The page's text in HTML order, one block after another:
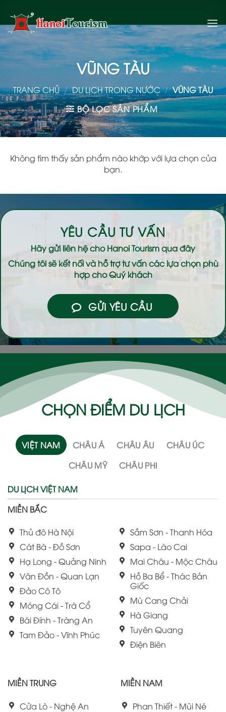
qua
nội
dung
VŨNG TÀU
TRANG CHỦ / DU LỊCH TRONG NƯỚC / VŨNG TÀU
BỘ LỌC SẢN PHẨM
Không tìm thấy sản phẩm nào khớp với lựa chọn của
bạn.
YÊU CẦU TƯ VẤN
Hãy gửi liên hệ choHanoi Tourismqua đây
Chúng tôi sẽ kết nối và hỗ trợ tư vấn các lựa chọn phù
hợp cho Quý khách
GỬI YÊU CẦU
CHỌN ĐIỂM DU LỊCH
VIỆT NAM CHÂU Á CHÂU ÂU
CHÂU ÚC
CHÂU MỸ
CHÂU PHI
DU LỊCH VIỆT NAM
MIỀN BẮC
Thủ đô Hà Nội
Cát Bà - Đồ Sơn
Hạ Long - Quảng Ninh
Vân Đồn - Quan Lạn
Đảo Cô Tô
Móng Cái - Trà Cổ
Bái Đính - Tràng An
Tam Đảo - Vĩnh Phúc
Sầm Sơn - Thanh Hóa
Sapa - Lào Cai
Mai Châu - Mộc Châu
Hồ Ba Bể - Thác Bản
Giốc
Mù Cang Chải
Hà Giang
Tuyên Quang
Điện Biên
MIỀN TRUNG
Cửa Lò - Nghệ An
MIỀN NAM
Phan Thiết - Mũi Né